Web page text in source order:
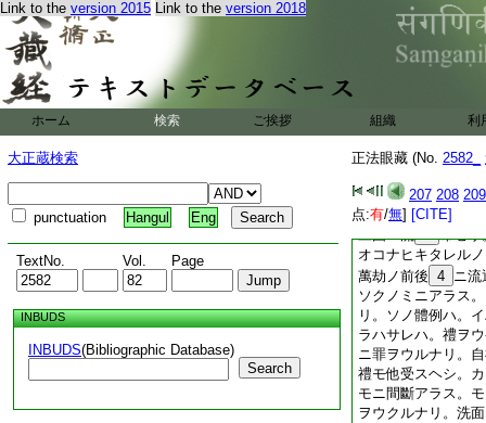
Link to the version 2015 Link to the version 2018
ホーム 検索 ご挨拶 組織 利
大正蔵検索
punctuation Hangul Eng
TextNo. Vol. Page
INBUDS
INBUDS(Bibliographic Database)
Search
正法眼藏 (No. 2582_
207 208 209
点:有/無] [CITE]
ミツカラカ手ヲア
水ヲモテ。香ヲア
タテマツルナリ。
アラフナリ。因圓
薩。タタイマ樹下
ニノケカレアリテ
法ナル道理。ヨク
洗面ハ。西天竺國
旦國ニ流 2 布セリ
オコナヒキタレル
萬劫ノ前後 4 ニ流
ソクノミニアラス
リ。ソノ體例ハ。
ラハサレハ。禮ヲ
ニ罪ヲウルナリ。
禮モ他受スヘシ。
モニ間斷アラス。
ヲウクルナリ。洗